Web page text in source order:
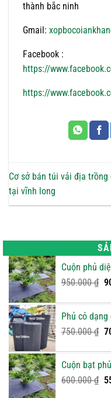
thành bắc ninh
Gmail: xopbocoiankhan
Facebook :
https://
https://
Cơ sở bán túi vải địa trồng
tại vĩnh long
Cuộn phủ
950.000₫
Phủ cỏ
750.000₫
Cuộn bạt
600.000₫